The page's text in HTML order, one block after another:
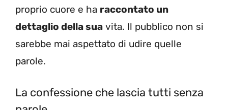
proprio cuore e ha raccontato un
dettaglio della sua vita. Il pubblico non si
sarebbe mai aspettato di udire quelle
parole.
La confessione che lascia tutti senza